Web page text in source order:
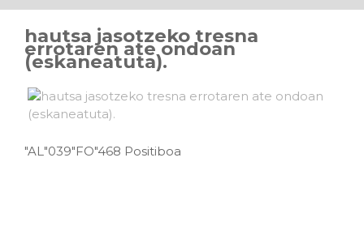
hautsa jasotzeko tresna
errotaren ate ondoan
(eskaneatuta).
"AL"039"FO"468 Positiboa